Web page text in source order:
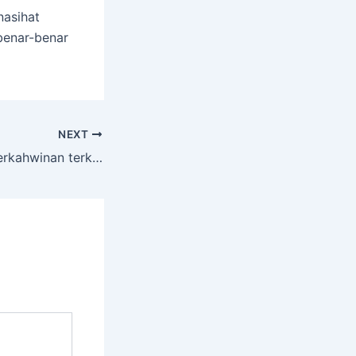
benar
NEXT
Pakej Fotografi Perkahwinan terkini dan terbaik